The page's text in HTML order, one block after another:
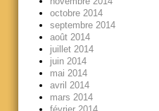
octobre 2014
septembre 2014
août 2014
juillet 2014
juin 2014
mai 2014
avril 2014
mars 2014